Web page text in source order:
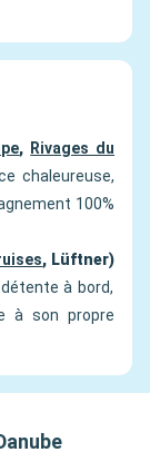
, Rivages du
chaleureuse,
100%
, Lüftner)
à bord,
à son propre